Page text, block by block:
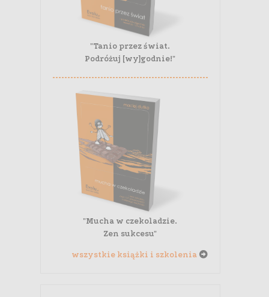
"Tanio przez świat.
Podróżuj [wy]godnie!"
"Mucha w czekoladzie.
Zen sukcesu"
wszystkie książki i szkolenia